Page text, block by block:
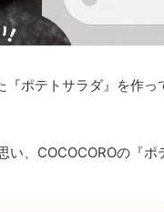
ポテトサラダ』を作
、COCOCOROの『ポ